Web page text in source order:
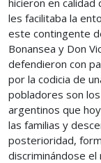
hicieron en
les facilitaba la
este contingente
Bonansea y Don
defendieron con
por la codicia de
pobladores son
argentinos que
las familias y
posterioridad,
discriminándose el